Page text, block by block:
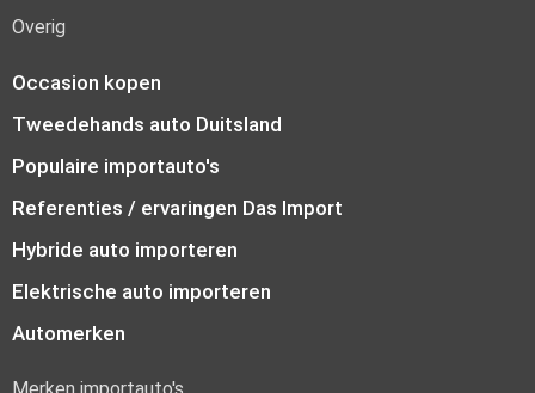
Overig
Occasion kopen
Tweedehands auto Duitsland
Populaire importauto's
Referenties / ervaringen Das Import
Hybride auto importeren
Elektrische auto importeren
Automerken